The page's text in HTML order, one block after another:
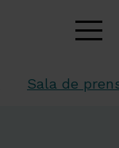
Sala de